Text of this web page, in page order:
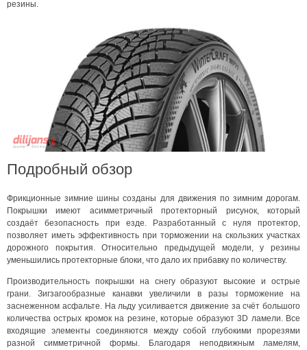
резины.
Подробный обзор
Фрикционные зимние шины созданы для движения по зимним дорогам.
Покрышки имеют асимметричный протекторный рисунок, который
создаёт безопасность при езде. Разработанный с нуля протектор,
позволяет иметь эффективность при торможении на скользких участках
дорожного покрытия. Относительно предыдущей модели, у резины
уменьшились протекторные блоки, что дало их прибавку по количеству.
Производительность покрышки на снегу образуют высокие и острые
грани. Зигзагообразные канавки увеличили в разы торможение на
заснеженном асфальте. На льду усиливается движение за счёт большого
количества острых кромок на резине, которые образуют 3D ламели. Все
входящие элементы соединяются между собой глубокими прорезями
разной симметричной формы. Благодаря неподвижным ламелям,